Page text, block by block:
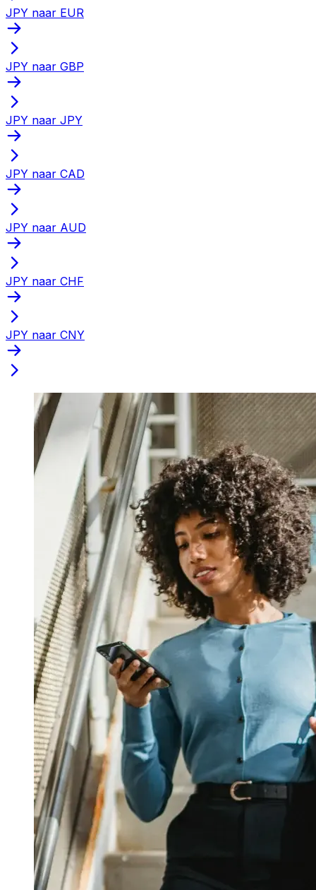
JPY naar EUR
JPY naar GBP
JPY naar JPY
JPY naar CAD
JPY naar AUD
JPY naar CHF
JPY naar CNY